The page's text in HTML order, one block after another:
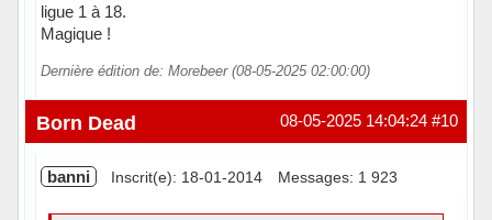
ligue 1 à 18.
Magique !
Dernière édition de: Morebeer (08-05-2025 02:00:00)
Hors ligne #10
08-05-2025 14:04:24
Born Dead
banni Inscrit(e): 18-01-2014 Messages: 1 923